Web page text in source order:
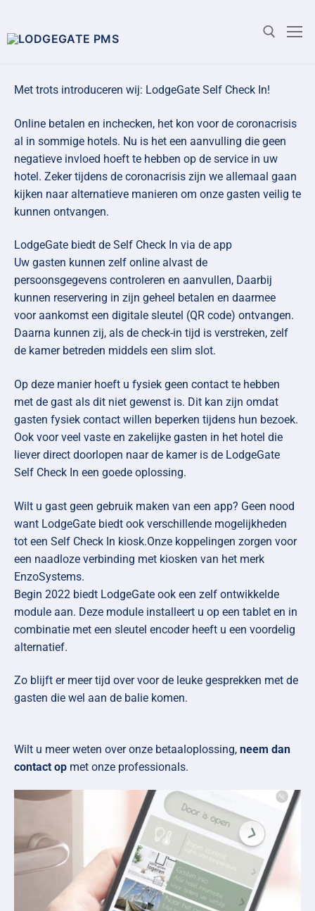
Met trots introduceren wij: LodgeGate Self Check In!
Online betalen en inchecken, het kon voor de coronacrisis
al in sommige hotels. Nu is het een aanvulling die geen
negatieve invloed hoeft te hebben op de service in uw
hotel. Zeker tijdens de coronacrisis zijn we allemaal gaan
kijken naar alternatieve manieren om onze gasten veilig te
kunnen ontvangen.
LodgeGate biedt de Self Check In via de app
Uw gasten kunnen zelf online alvast de
persoonsgegevens controleren en aanvullen, Daarbij
kunnen reservering in zijn geheel betalen en daarmee
voor aankomst een digitale sleutel (QR code) ontvangen.
Daarna kunnen zij, als de check-in tijd is verstreken, zelf
de kamer betreden middels een slim slot.
Op deze manier hoeft u fysiek geen contact te hebben
met de gast als dit niet gewenst is. Dit kan zijn omdat
gasten fysiek contact willen beperken tijdens hun bezoek.
Ook voor veel vaste en zakelijke gasten in het hotel die
liever direct doorlopen naar de kamer is de LodgeGate
Self Check In een goede oplossing.
Wilt u gast geen gebruik maken van een app? Geen nood
want LodgeGate biedt ook verschillende mogelijkheden
tot een Self Check In kiosk.Onze koppelingen zorgen voor
een naadloze verbinding met kiosken van het merk
EnzoSystems.
Begin 2022 biedt LodgeGate ook een zelf ontwikkelde
module aan. Deze module installeert u op een tablet en in
combinatie met een sleutel encoder heeft u een voordelig
alternatief.
Zo blijft er meer tijd over voor de leuke gesprekken met de
gasten die wel aan de balie komen.
Wilt u meer weten over onze betaaloplossing, neem dan
contact op met onze professionals.